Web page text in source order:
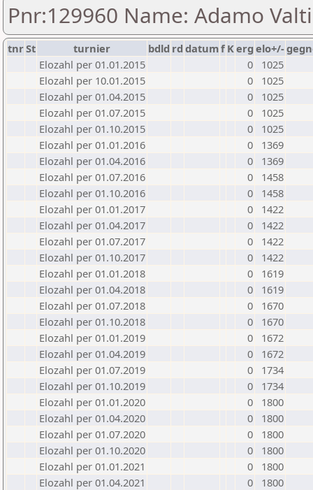
Pnr:129960 Name: Adamo
tnrSt turnier bdld rd datumf Kerg elo+/-
Elozahl per 01.01.2015
0
1025
Elozahl per 10.01.2015
0
1025
Elozahl per 01.04.2015
0
1025
Elozahl per 01.07.2015
0
1025
Elozahl per 01.10.2015
0
1025
Elozahl per 01.01.2016
0
1369
Elozahl per 01.04.2016
0
1369
Elozahl per 01.07.2016
0
1458
Elozahl per 01.10.2016
0
1458
Elozahl per 01.01.2017
0
1422
Elozahl per 01.04.2017
0
1422
Elozahl per 01.07.2017
0
1422
Elozahl per 01.10.2017
0
1422
Elozahl per 01.01.2018
0
1619
Elozahl per 01.04.2018
0
1619
Elozahl per 01.07.2018
0
1670
Elozahl per 01.10.2018
0
1670
Elozahl per 01.01.2019
0
1672
Elozahl per 01.04.2019
0
1672
Elozahl per 01.07.2019
0
1734
Elozahl per 01.10.2019
0
1734
Elozahl per 01.01.2020
0
1800
Elozahl per 01.04.2020
0
1800
Elozahl per 01.07.2020
0
1800
Elozahl per 01.10.2020
0
1800
Elozahl per 01.01.2021
0
1800
Elozahl per 01.04.2021
0
1800